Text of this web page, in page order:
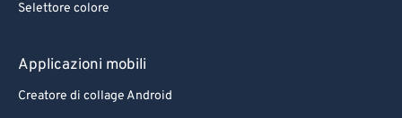
Selettore colore
Applicazioni mobili
Creatore di collage Android